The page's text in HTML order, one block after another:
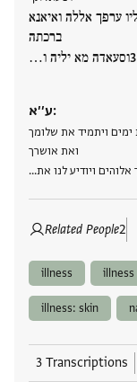
ערפך אללה ואיאנא
ברכתה
וסעאדה מא יליה ו…
ע׳׳א:
ימים ויתמיד את שלומך
ואת אושרך
ויודיע לנו את…
Related People2
illness illness
illness: skin
3 Transcriptions